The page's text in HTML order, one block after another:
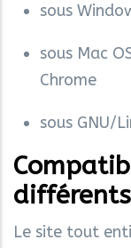
sous
sous Mac
Chrome
sous GNU/
Le site tout